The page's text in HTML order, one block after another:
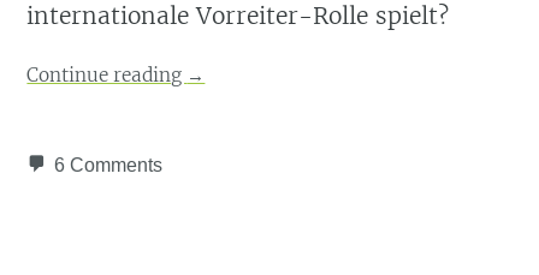
internationale Vorreiter-Rolle spielt?
Continue reading →
6 Comments